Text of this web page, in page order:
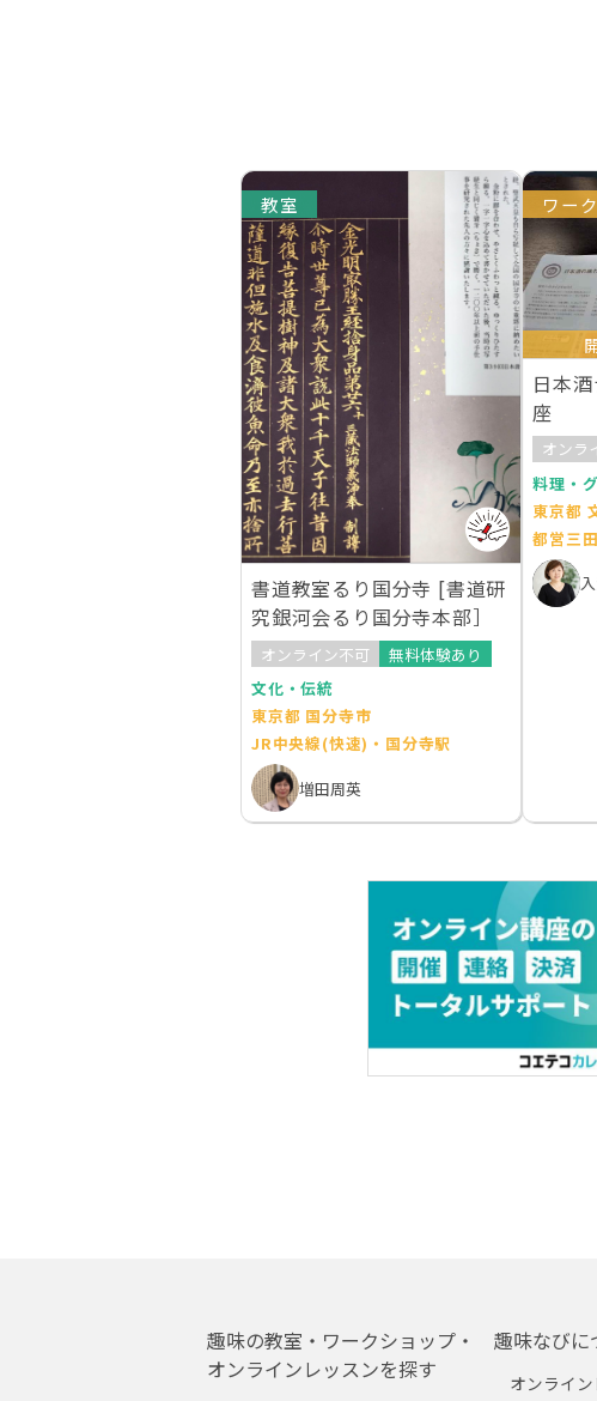
教室
書道教室るり国分寺 [書道研
究銀河会るり国分寺本部］
オンライン不可
無料体験あり
文化・伝統
東京都 国分寺市
JR中央線(快速)・国分寺駅
増田周英
ワー
日本
座
オンラ
料理・
東京都
都営三
趣味の教室・ワークショップ・
オンラインレッスンを探す
趣味なびに
オンライ